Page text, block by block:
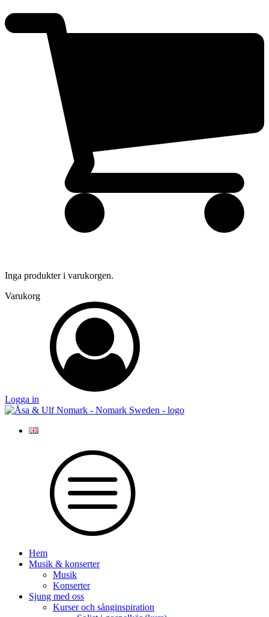
Inga produkter i varukorgen.
Varukorg
Logga in
Hem
Musik & konserter
Musik
Konserter
Sjung med oss
Kurser och sånginspiration